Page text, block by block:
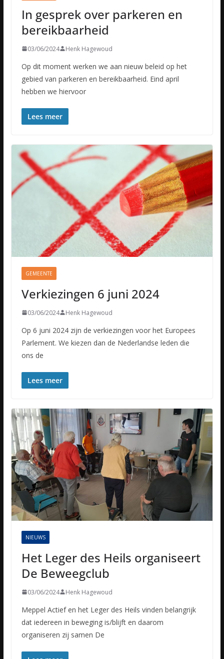
In gesprek over parkeren en
bereikbaarheid
03/06/2024 Henk Hagewoud
Op dit moment werken we aan nieuw beleid op het
gebied van parkeren en bereikbaarheid. Eind april
hebben we hiervoor
Lees meer
GEMEENTE
Verkiezingen 6 juni 2024
03/06/2024 Henk Hagewoud
Op 6 juni 2024 zijn de verkiezingen voor het Europees
Parlement. We kiezen dan de Nederlandse leden die
ons de
Lees meer
NIEUWS
Het Leger des Heils organiseert
De Beweegclub
03/06/2024 Henk Hagewoud
Meppel Actief en het Leger des Heils vinden belangrijk
dat iedereen in beweging is/blijft en daarom
organiseren zij samen De